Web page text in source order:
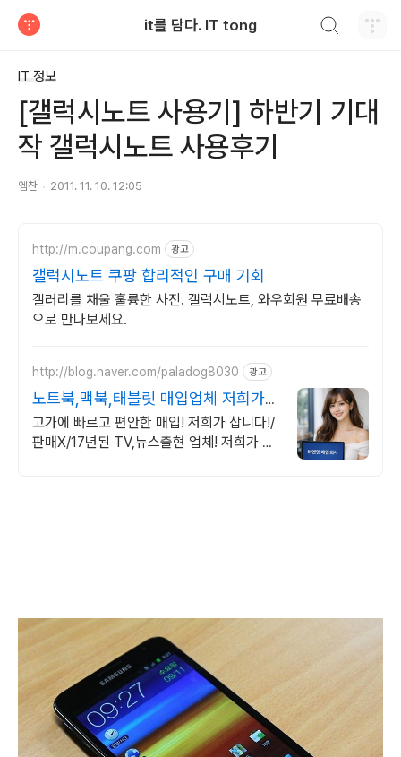
it를 담다. IT tong
IT 정보
[갤럭시노트 사용기] 하반기 기대
작 갤럭시노트 사용후기
엠찬 2011. 11. 10. 12:05
http://m.coupang.com 광고
갤럭시노트 쿠팡 합리적인 구매 기회
갤러리를 채울 훌륭한 사진. 갤럭시노트, 와우회원 무료배송
으로 만나보세요.
http://blog.naver.com/paladog8030 광고
노트북,맥북,태블릿 매입업체 저희가
삽니다! 매입O판매X
고가에 빠르고 편안한 매입! 저희가 삽니다!/
판매X/17년된 TV,뉴스출현 업체! 저희가 고